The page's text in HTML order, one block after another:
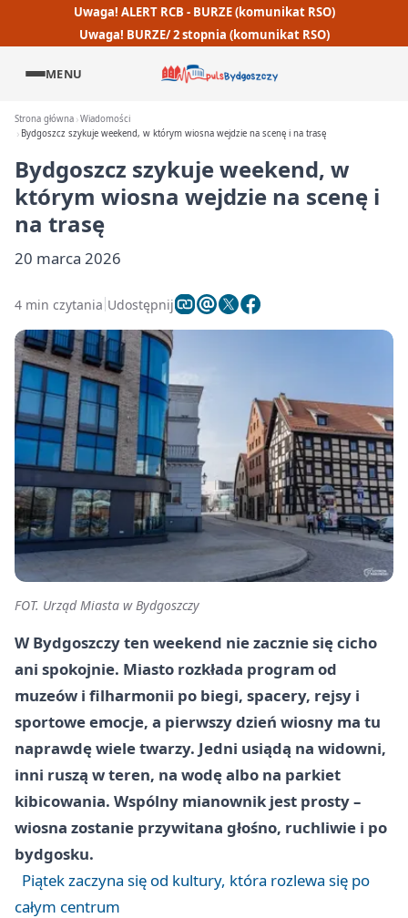
Uwaga! ALERT RCB - BURZE (komunikat RSO)
Uwaga! BURZE/ 2 stopnia (komunikat RSO)
MENU
Strona główna Wiadomości
Bydgoszcz szykuje weekend, w którym wiosna wejdzie na scenę i na trasę
Bydgoszcz szykuje weekend, w
którym wiosna wejdzie na scenę i
na trasę
20 marca 2026
4 min czytania Udostępnij
FOT. Urząd Miasta w Bydgoszczy
W Bydgoszczy ten weekend nie zacznie się cicho
ani spokojnie. Miasto rozkłada program od
muzeów i filharmonii po biegi, spacery, rejsy i
sportowe emocje, a pierwszy dzień wiosny ma tu
naprawdę wiele twarzy. Jedni usiądą na widowni,
inni ruszą w teren, na wodę albo na parkiet
kibicowania. Wspólny mianownik jest prosty –
wiosna zostanie przywitana głośno, ruchliwie i po
bydgosku.
Piątek zaczyna się od kultury, która rozlewa się po
całym centrum